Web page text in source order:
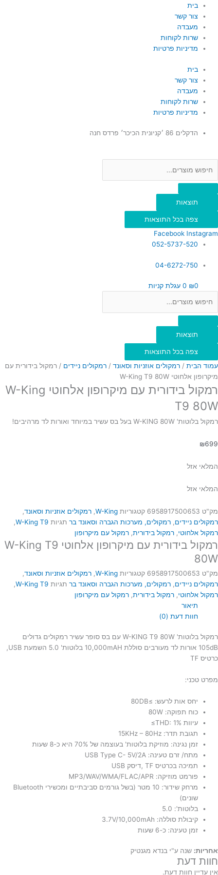
דילוג
לתוכן
בית
צור קשר
מעבדה
שרות לקוחות
מדיניות פרטיות
בית
צור קשר
מעבדה
שרות לקוחות
מדיניות פרטיות
הדקלים 86 ׳קניונית הכיכר׳ פרדס חנה
Search
תוצאות
צפה בכל התוצאות
Facebook Instagram
052-5737-520
04-6272-750
₪0
0 עגלת קניות
Search
תוצאות
צפה בכל התוצאות
עמוד הבית / רמקולים אוזניות וסאונד / רמקולים ניידים / רמקול בידורית עם
מיקרופון אלחוטי W-King T9 80W
רמקול בידורית עם מיקרופון אלחוטי W-King
T9 80W
רמקול בלוטות' W-KING 80W בעל בס עשיר במיוחד ואורות לד מרהיבים!
₪699
המלאי אזל
המלאי אזל
מק"ט 6958917500653 קטגוריות W-King
, רמקולים אוזניות וסאונד,
רמקולים ניידים, רמקולים, מערכות הגברה וסאונד בר תגיות W-King T9
,
רמקול אלחוטי, רמקול בידורית, רמקול עם מיקרופון
רמקול בידורית עם מיקרופון אלחוטי W-King T9
80W
מק"ט 6958917500653 קטגוריות W-King
, רמקולים אוזניות וסאונד,
רמקולים ניידים, רמקולים, מערכות הגברה וסאונד בר תגיות W-King T9
,
רמקול אלחוטי, רמקול בידורית, רמקול עם מיקרופון
תיאור
חוות דעת (0)
רמקול בלוטות' W-KING T9 80W עם בס סופר עשיר רמקולים גדולים
105dB אורות לד מעורבים סוללת 10,000mAH בלוטות' 5.0 השמעת USB,
כרטיס TF
מפרט טכני:
יחס אות לרעש: ≥80DB
כוח תפוקה: 80W
עיוות THD: 1%≥
תגובת תדר: 15KHz – 80Hz
זמן נגינה: מוזיקת בלוטות' בעוצמה של 70% היא כ-8 שעות
מתח/ זרם טעינה: USB Type C- 5V/2A
תמיכה בכרטיס TF ,דיסק USB
פורמט מוזיקה: MP3/WAV/WMA/FLAC/APR
מרחק שידור: 10 מטר (בשל גורמים סביבתיים ומכשירי Bluetooth
שונים)
בלוטות': 5.0
קיבולת סוללה: 3.7V/10,000mAh
זמן טעינה: כ-6 שעות
אחריות: שנה ע"י בנדא מגנטיק
חוות דעת
אין עדיין חוות דעת.